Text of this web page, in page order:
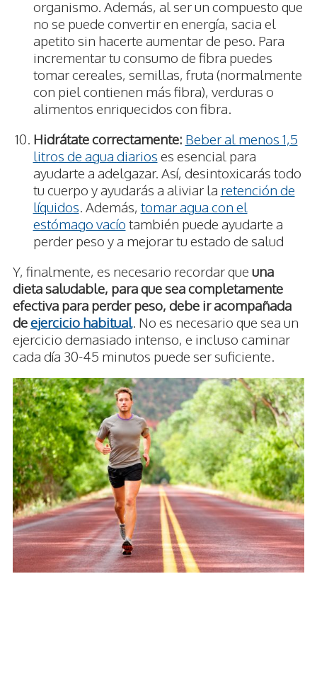
organismo. Además, al ser un compuesto que
no se puede convertir en energía, sacia el
apetito sin hacerte aumentar de peso. Para
incrementar tu consumo de fibra puedes
tomar cereales, semillas, fruta (normalmente
con piel contienen más fibra), verduras o
alimentos enriquecidos con fibra.
Hidrátate correctamente: Beber al menos 1,5
litros de agua diarios es esencial para
ayudarte a adelgazar. Así, desintoxicarás todo
tu cuerpo y ayudarás a aliviar la retención de
líquidos. Además, tomar agua con el
estómago vacío también puede ayudarte a
perder peso y a mejorar tu estado de salud
Y, finalmente, es necesario recordar que una
dieta saludable, para que sea completamente
efectiva para perder peso, debe ir acompañada
deejercicio habitual. No es necesario que sea un
ejercicio demasiado intenso, e incluso caminar
cada día 30-45 minutos puede ser suficiente.